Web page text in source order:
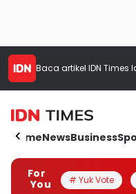
Baca artikel IDN Times
HomeNewsBusiness
For
You
# Yuk Vote